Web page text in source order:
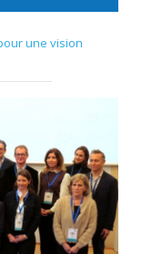
une vision